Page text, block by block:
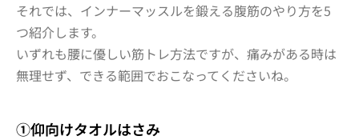
それでは、インナーマッスルを鍛える腹筋のやり方を5
つ紹介します。
いずれも腰に優しい筋トレ方法ですが、痛みがある時は
無理せず、できる範囲でおこなってくださいね。
①仰向けタオルはさみ